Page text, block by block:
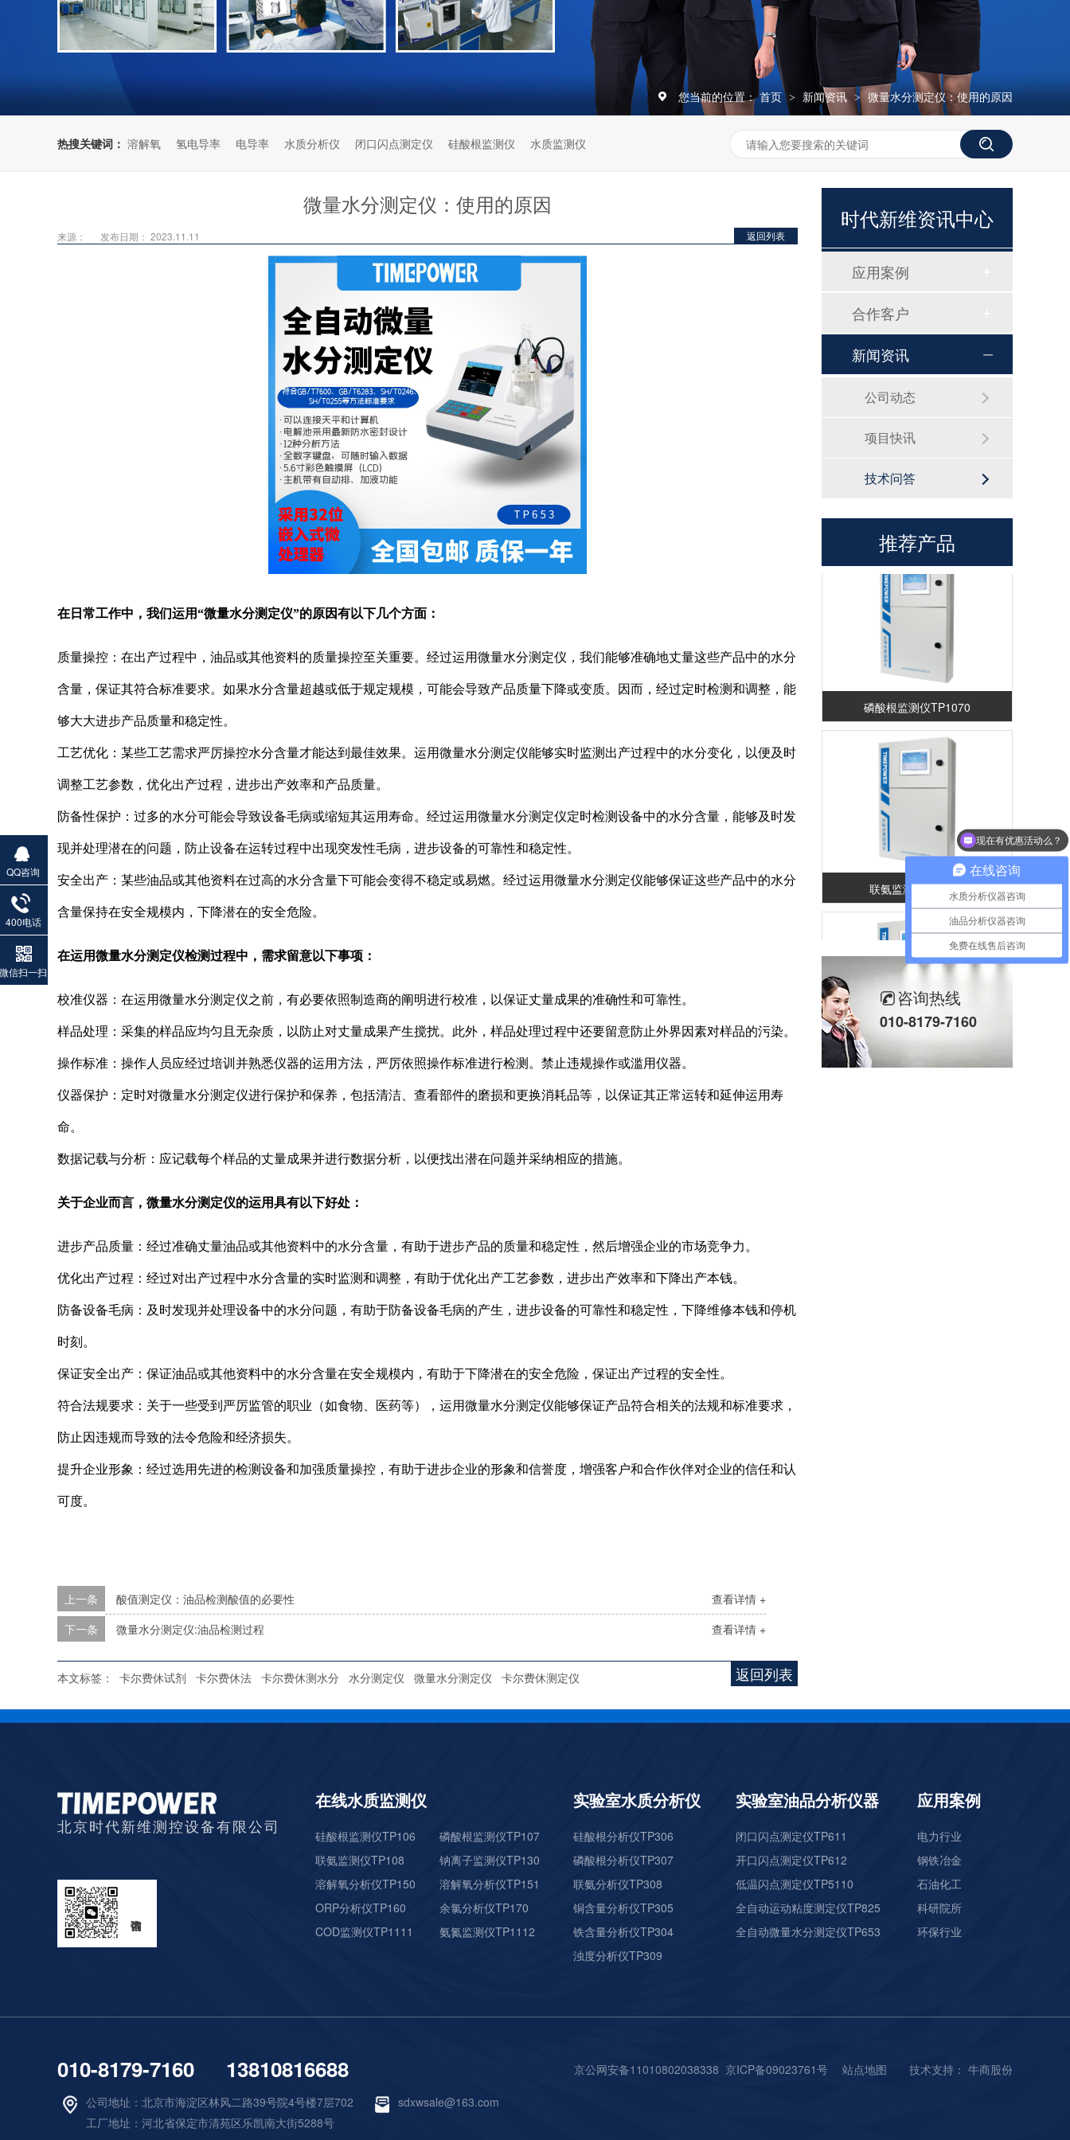
您当前的位置： 首页 > 新闻资讯 > 微量水分测定仪：使用的原因
热搜关键词： 溶解氧 氢电导率 电导率 水质分析仪 闭口闪点测定仪 硅酸根监测仪 水质监测仪
微量水分测定仪：使用的原因
返回列表
来源： 发布日期： 2023.11.11
在日常工作中，我们运用“微量水分测定仪”的原因有以下几个方面：
质量操控：在出产过程中，油品或其他资料的质量操控至关重要。经过运用微量水分测定仪，我们能够准确地丈量这些产品中的水分
含量，保证其符合标准要求。如果水分含量超越或低于规定规模，可能会导致产品质量下降或变质。因而，经过定时检测和调整，能
够大大进步产品质量和稳定性。
工艺优化：某些工艺需求严厉操控水分含量才能达到最佳效果。运用微量水分测定仪能够实时监测出产过程中的水分变化，以便及时
调整工艺参数，优化出产过程，进步出产效率和产品质量。
防备性保护：过多的水分可能会导致设备毛病或缩短其运用寿命。经过运用微量水分测定仪定时检测设备中的水分含量，能够及时发
现并处理潜在的问题，防止设备在运转过程中出现突发性毛病，进步设备的可靠性和稳定性。
安全出产：某些油品或其他资料在过高的水分含量下可能会变得不稳定或易燃。经过运用微量水分测定仪能够保证这些产品中的水分
含量保持在安全规模内，下降潜在的安全危险。
在运用微量水分测定仪检测过程中，需求留意以下事项：
校准仪器：在运用微量水分测定仪之前，有必要依照制造商的阐明进行校准，以保证丈量成果的准确性和可靠性。
样品处理：采集的样品应均匀且无杂质，以防止对丈量成果产生搅扰。此外，样品处理过程中还要留意防止外界因素对样品的污染。
操作标准：操作人员应经过培训并熟悉仪器的运用方法，严厉依照操作标准进行检测。禁止违规操作或滥用仪器。
仪器保护：定时对微量水分测定仪进行保护和保养，包括清洁、查看部件的磨损和更换消耗品等，以保证其正常运转和延伸运用寿
命。
数据记载与分析：应记载每个样品的丈量成果并进行数据分析，以便找出潜在问题并采纳相应的措施。
关于企业而言，微量水分测定仪的运用具有以下好处：
进步产品质量：经过准确丈量油品或其他资料中的水分含量，有助于进步产品的质量和稳定性，然后增强企业的市场竞争力。
优化出产过程：经过对出产过程中水分含量的实时监测和调整，有助于优化出产工艺参数，进步出产效率和下降出产本钱。
防备设备毛病：及时发现并处理设备中的水分问题，有助于防备设备毛病的产生，进步设备的可靠性和稳定性，下降维修本钱和停机
时刻。
保证安全出产：保证油品或其他资料中的水分含量在安全规模内，有助于下降潜在的安全危险，保证出产过程的安全性。
符合法规要求：关于一些受到严厉监管的职业（如食物、医药等），运用微量水分测定仪能够保证产品符合相关的法规和标准要求，
防止因违规而导致的法令危险和经济损失。
提升企业形象：经过选用先进的检测设备和加强质量操控，有助于进步企业的形象和信誉度，增强客户和合作伙伴对企业的信任和认
可度。
查看详情 +
上一条
酸值测定仪：油品检测酸值的必要性
查看详情 +
下一条 微量水分测定仪:油品检测过程
返回列表
本文标签： 卡尔费休试剂 卡尔费休法 卡尔费休测水分 水分测定仪 微量水分测定仪 卡尔费休测定仪
时代新维资讯中心
应用案例
合作客户
新闻资讯
公司动态
项目快讯
技术问答
推荐产品
磷酸根分析仪TP307
硅酸根监测仪TP1060
磷酸根监测仪TP1070
联氨监测仪TP1080
钠离子监测仪TP1300
pH分析仪TP111
咨询热线
010-8179-7160
北京时代新维测控设备有限公司
在线水质监测仪
硅酸根监测仪TP106
磷酸根监测仪TP107
联氨监测仪TP108
钠离子监测仪TP130
溶解氧分析仪TP150
溶解氧分析仪TP151
ORP分析仪TP160
余氯分析仪TP170
COD监测仪TP1111
氨氮监测仪TP1112
实验室水质分析仪
硅酸根分析仪TP306
磷酸根分析仪TP307
联氨分析仪TP308
铜含量分析仪TP305
铁含量分析仪TP304
浊度分析仪TP309
实验室油品分析仪器
闭口闪点测定仪TP611
开口闪点测定仪TP612
低温闪点测定仪TP5110
全自动运动粘度测定仪TP825
全自动微量水分测定仪TP653
应用案例
电力行业
钢铁冶金
石油化工
科研院所
环保行业
010-8179-7160 13810816688 京公网安备11010802038338 京ICP备09023761号 站点地图 技术支持： 牛商股份
公司地址：北京市海淀区林风二路39号院4号楼7层702
工厂地址：河北省保定市清苑区乐凯南大街5288号
sdxwsale@163.com
QQ咨询
400电话
微信扫一扫
在线咨询
水质分析仪器咨询
油品分析仪器咨询
免费在线售后咨询
现在有优惠活动么？